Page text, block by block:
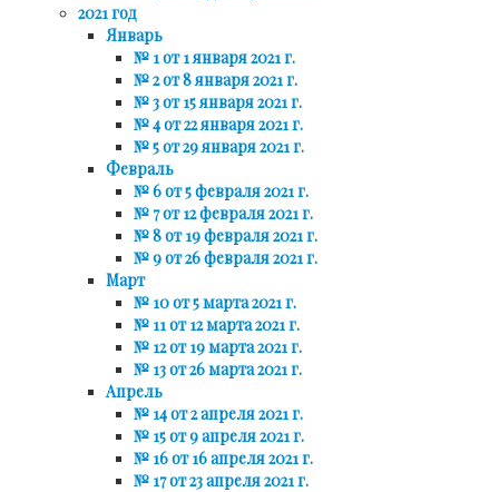
2021 год
Январь
№ 1 от 1 января 2021 г.
№ 2 от 8 января 2021 г.
№ 3 от 15 января 2021 г.
№ 4 от 22 января 2021 г.
№ 5 от 29 января 2021 г.
Февраль
№ 6 от 5 февраля 2021 г.
№ 7 от 12 февраля 2021 г.
№ 8 от 19 февраля 2021 г.
№ 9 от 26 февраля 2021 г.
Март
№ 10 от 5 марта 2021 г.
№ 11 от 12 марта 2021 г.
№ 12 от 19 марта 2021 г.
№ 13 от 26 марта 2021 г.
Апрель
№ 14 от 2 апреля 2021 г.
№ 15 от 9 апреля 2021 г.
№ 16 от 16 апреля 2021 г.
№ 17 от 23 апреля 2021 г.